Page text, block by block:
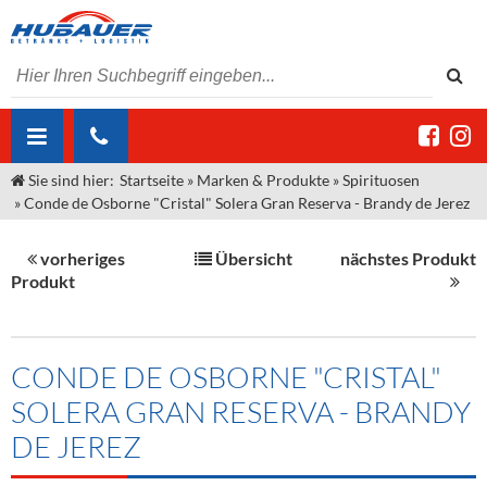
ÜBER UNS
Unser Liefergebiet
Kontakt
Angebote Gastronomie & Großhandel
Neuigkeiten
Termine
MARKEN & PRODUKTE
Sirup
Spirituosen
Bier
Kommisionskauf & Lieferbedingungen
Fremddienstleistungen
Sie sind hier: Startseite » Marken & Produkte »Spirituosen
»Conde de Osborne "Cristal" Solera Gran Reserva - Brandy de Jerez
vorheriges
Produkt
Übersicht nächstes Produkt
CONDE DE OSBORNE "CRISTAL"
SOLERA GRAN RESERVA - BRANDY
DE JEREZ